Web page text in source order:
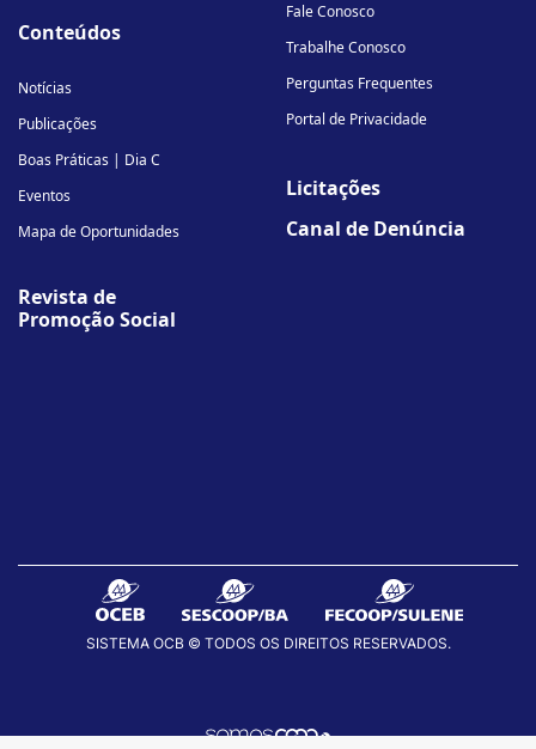
Conteúdos
Notícias
Publicações
Boas Práticas | Dia C
Eventos
Mapa de Oportunidades
Revista de
Promoção Social
Fale Conosco
Trabalhe Conosco
Perguntas Frequentes
Portal de Privacidade
Licitações
Canal de Denúncia
SISTEMA OCB © TODOS OS DIREITOS RESERVADOS.